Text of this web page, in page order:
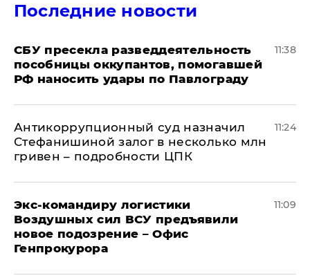
Последние новости
СБУ пресекла разведдеятельность
пособницы оккупантов, помогавшей
РФ наносить удары по Павлограду
11:38
Антикоррупционный суд назначил
Стефанишиной залог в несколько млн
гривен – подробности ЦПК
11:24
Экс-командиру логистики
Воздушных сил ВСУ предъявили
новое подозрение – Офис
Генпрокурора
11:09